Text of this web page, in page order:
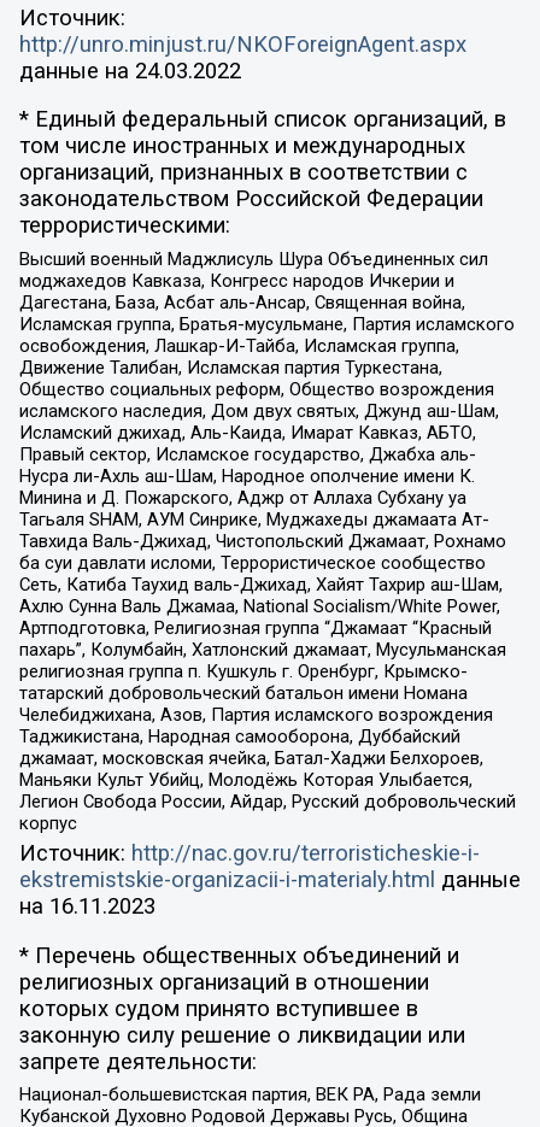
Источник:
http://unro.minjust.ru/NKOForeignAgent.aspx
данные на 24.03.2022
* Единый федеральный список организаций, в
том числе иностранных и международных
организаций, признанных в соответствии с
законодательством Российской Федерации
террористическими:
Высший военный Маджлисуль Шура Объединенных сил
моджахедов Кавказа, Конгресс народов Ичкерии и
Дагестана, База, Асбат аль-Ансар, Священная война,
Исламская группа, Братья-мусульмане, Партия исламского
освобождения, Лашкар-И-Тайба, Исламская группа,
Движение Талибан, Исламская партия Туркестана,
Общество социальных реформ, Общество возрождения
исламского наследия, Дом двух святых, Джунд аш-Шам,
Исламский джихад, Аль-Каида, Имарат Кавказ, АБТО,
Правый сектор, Исламское государство, Джабха аль-
Нусра ли-Ахль аш-Шам, Народное ополчение имени К.
Минина и Д. Пожарского, Аджр от Аллаха Субхану уа
Тагьаля SHAM, АУМ Синрике, Муджахеды джамаата Ат-
Тавхида Валь-Джихад, Чистопольский Джамаат, Рохнамо
ба суи давлати исломи, Террористическое сообщество
Сеть, Катиба Таухид валь-Джихад, Хайят Тахрир аш-Шам,
Ахлю Сунна Валь Джамаа, National Socialism/White Power,
Артподготовка, Религиозная группа “Джамаат “Красный
пахарь”, Колумбайн, Хатлонский джамаат, Мусульманская
религиозная группа п. Кушкуль г. Оренбург, Крымско-
татарский добровольческий батальон имени Номана
Челебиджихана, Азов, Партия исламского возрождения
Таджикистана, Народная самооборона, Дуббайский
джамаат, московская ячейка, Батал-Хаджи Белхороев,
Маньяки Культ Убийц, Молодёжь Которая Улыбается,
Легион Свобода России, Айдар, Русский добровольческий
корпус
Источник: http://nac.gov.ru/terroristicheskie-i-
ekstremistskie-organizacii-i-materialy.html данные
на 16.11.2023
* Перечень общественных объединений и
религиозных организаций в отношении
которых судом принято вступившее в
законную силу решение о ликвидации или
запрете деятельности:
Национал-большевистская партия, ВЕК РА, Рада земли
Кубанской Духовно Родовой Державы Русь, Община